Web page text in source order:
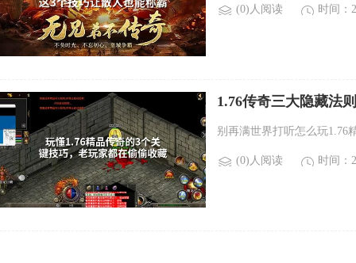
(0)人阅读 时间：
1.76传奇三大隐藏法
别再满世界打听怎么玩1.76
(0)人阅读 时间：